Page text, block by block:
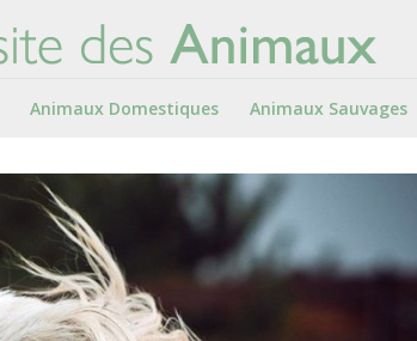
Animaux Domestiques Animaux Sauvages